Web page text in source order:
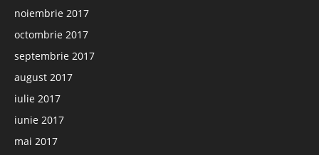
noiembrie 2017
octombrie 2017
septembrie 2017
august 2017
iulie 2017
iunie 2017
mai 2017